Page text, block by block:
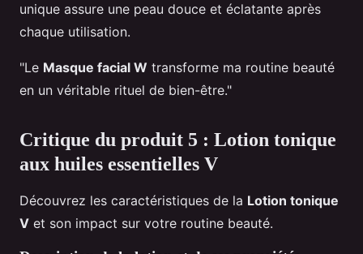
unique assure une peau douce et éclatante après
chaque utilisation.
"Le Masque facial W transforme ma routine beauté
en un véritable rituel de bien-être."
Critique du produit 5 : Lotion tonique
aux huiles essentielles V
Découvrez les caractéristiques de la Lotion tonique
V et son impact sur votre routine beauté.